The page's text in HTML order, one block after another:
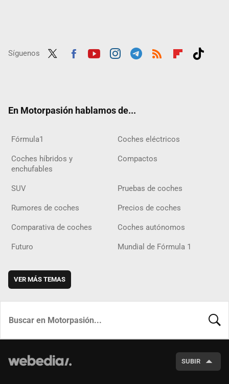
Síguenos
En Motorpasión hablamos de...
Fórmula1 Coches eléctricos
Coches híbridos y
enchufables
Compactos
SUV Pruebas de coches
Rumores de coches Precios de coches
Comparativa de coches Coches autónomos
Futuro Mundial de Fórmula 1
VER MÁS TEMAS
SUBIR